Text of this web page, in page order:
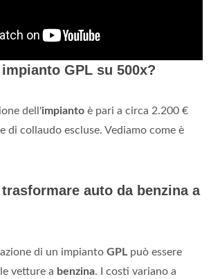
GPL su 500x?
dell'impianto è pari a circa 2.200 €
di collaudo escluse. Vediamo come è
auto da benzina a
di un impianto GPL può essere
vetture a benzina. I costi variano a